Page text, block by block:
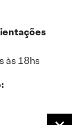
às 18hs